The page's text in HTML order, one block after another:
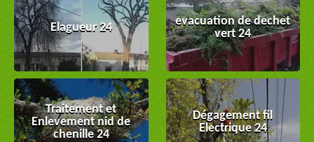
Elagueur 24
evacuation de dechet
vert 24
Traitement et
Enlevement nid de
chenille 24
Dégagement fil
Electrique 24